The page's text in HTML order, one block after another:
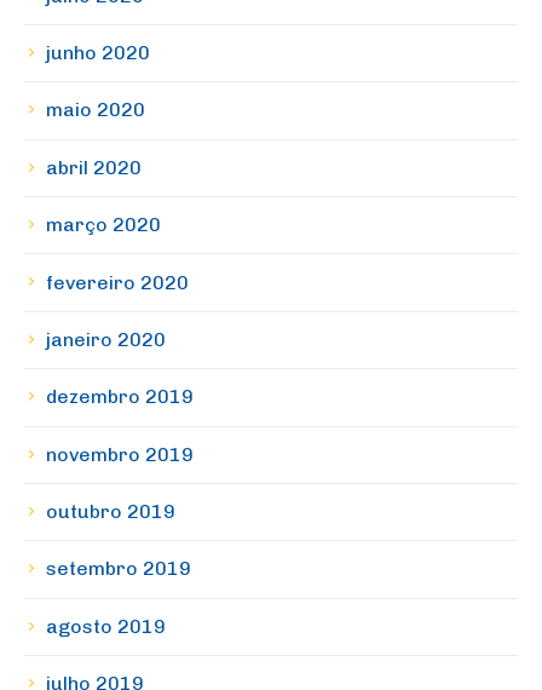
junho 2020
maio 2020
abril 2020
março 2020
fevereiro 2020
janeiro 2020
dezembro 2019
novembro 2019
outubro 2019
setembro 2019
agosto 2019
julho 2019